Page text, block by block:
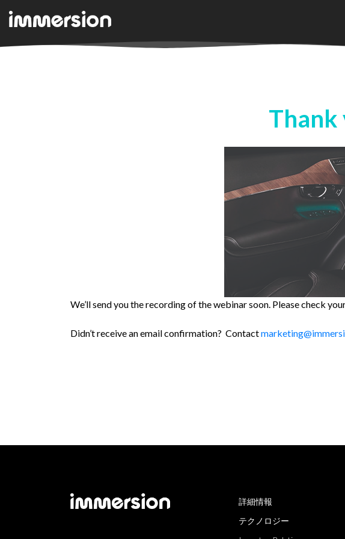
Thank
We’ll send you the recording of the webinar soon. Please check
Didn’t receive an email confirmation? Contact
詳細情報
テクノロジー